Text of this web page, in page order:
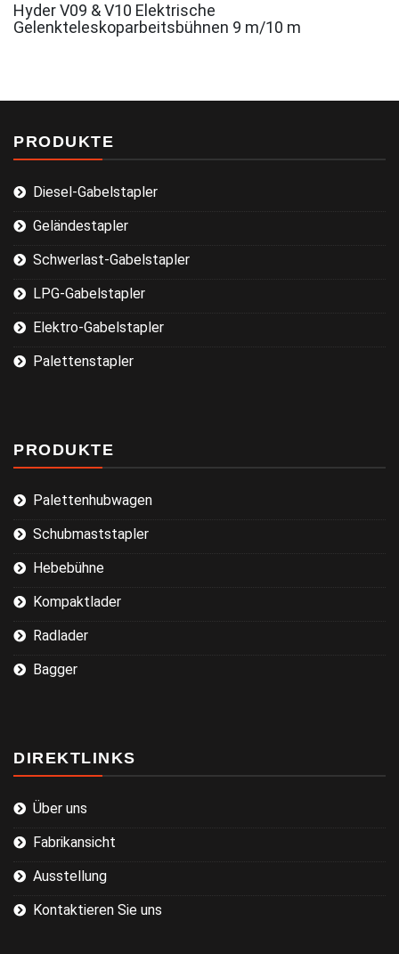
Hyder V09 & V10 Elektrische
Gelenkteleskoparbeitsbühnen 9 m/10 m
PRODUKTE
Diesel-Gabelstapler
Geländestapler
Schwerlast-Gabelstapler
LPG-Gabelstapler
Elektro-Gabelstapler
Palettenstapler
PRODUKTE
Palettenhubwagen
Schubmaststapler
Hebebühne
Kompaktlader
Radlader
Bagger
DIREKTLINKS
Über uns
Fabrikansicht
Ausstellung
Kontaktieren Sie uns